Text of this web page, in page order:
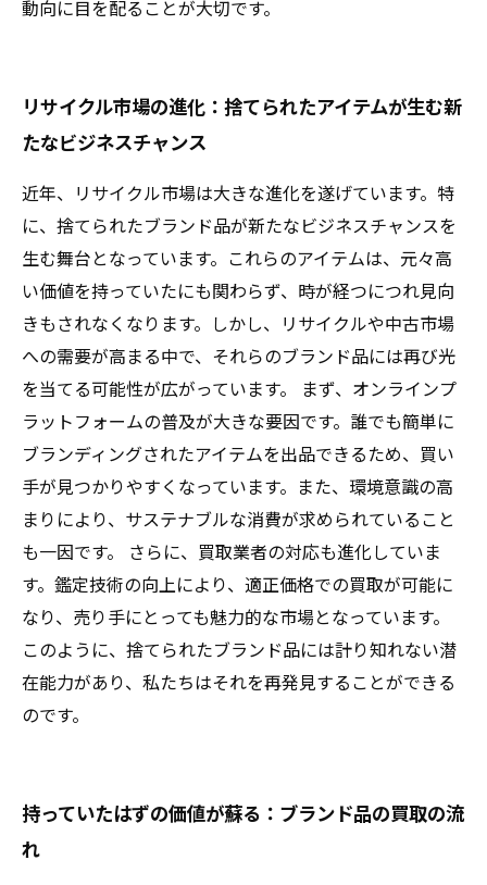
動向に目を配ることが大切です。
リサイクル市場の進化：捨てられたアイテムが生む新
たなビジネスチャンス
近年、リサイクル市場は大きな進化を遂げています。特
に、捨てられたブランド品が新たなビジネスチャンスを
生む舞台となっています。これらのアイテムは、元々高
い価値を持っていたにも関わらず、時が経つにつれ見向
きもされなくなります。しかし、リサイクルや中古市場
への需要が高まる中で、それらのブランド品には再び光
を当てる可能性が広がっています。 まず、オンラインプ
ラットフォームの普及が大きな要因です。誰でも簡単に
ブランディングされたアイテムを出品できるため、買い
手が見つかりやすくなっています。また、環境意識の高
まりにより、サステナブルな消費が求められていること
も一因です。 さらに、買取業者の対応も進化していま
す。鑑定技術の向上により、適正価格での買取が可能に
なり、売り手にとっても魅力的な市場となっています。
このように、捨てられたブランド品には計り知れない潜
在能力があり、私たちはそれを再発見することができる
のです。
持っていたはずの価値が蘇る：ブランド品の買取の流
れ